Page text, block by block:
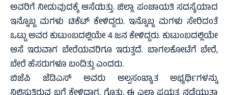
ಅವರಿಗೆ ನೀಡುವುದಕ್ಕೆ ಆಸೆಯಿತ್ತು.‌ ಜಿಲ್ಲಾ ಪಂಚಾಯತಿ ಸದಸ್ಯೆಯಾದ
ಇನ್ನೊಬ್ಬ ಮಗಳು ಟಿಕೆಟ್ ಕೇಳಿದ್ದರು. ಇನ್ನೊಬ್ಬ ಮಗಳು ಸೇರಿದಂತೆ
ಒಟ್ಟು ಅವರ ಕುಟುಂಬದಲ್ಲಿಯೇ 4 ಜನ ಕೇಳಿದ್ದರು. ಕುಟುಂಬದಲ್ಲಿಯೇ
ಆಸೆ ಇರುವಾಗ ಬೇರೆಯವರಿಗೂ ಇರುತ್ತದೆ. ಬಾಗಲಕೋಟೆಗೆ ಬೇರೆ,
ಬೇರೆ ಹೆಸರುಗಳೂ ಬಂದಿತ್ತು ಎಂದರು.
ಬಿಜೆಪಿ ಜೆಡಿಎಸ್ ಅವರು ಅಲ್ಪಸಂಖ್ಯಾತ ಅಭ್ಯರ್ಥಿಗಳನ್ನು